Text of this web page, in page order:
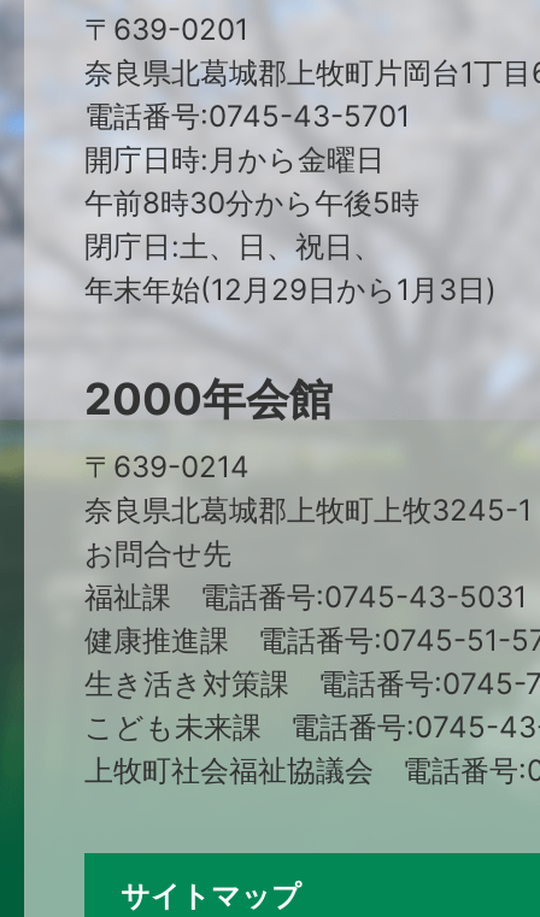
〒639-0201
奈良県北葛城郡上牧町片岡台1丁目
電話番号:0745-43-5701
開庁日時:月から金曜日
午前8時30分から午後5時
閉庁日:土、日、祝日、
年末年始(12月29日から1月3日)
2000年会館
〒639-0214
奈良県北葛城郡上牧町上牧3245-1
お問合せ先
福祉課 電話番号:0745-43-5031
健康推進課 電話番号:0745-51-
生き活き対策課 電話番号:0745-
こども未来課 電話番号:0745-
上牧町社会福祉協議会 電話番
サイトマップ